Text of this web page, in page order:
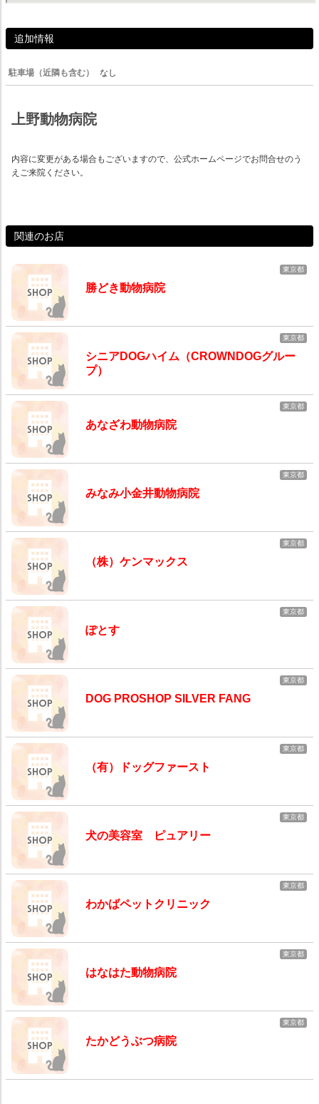
追加情報
駐車場（近隣も含む） なし
上野動物病院
内容に変更がある場合もございますので、公式ホームページでお問合せのう
えご来院ください。
関連のお店
東京都
勝どき動物病院
東京都
シニアDOGハイム（CROWNDOGグルー
プ）
東京都
あなざわ動物病院
東京都
みなみ小金井動物病院
東京都
（株）ケンマックス
東京都
ぽとす
東京都
DOG PROSHOP SILVER FANG
東京都
（有）ドッグファースト
東京都
犬の美容室 ピュアリー
東京都
わかばペットクリニック
東京都
はなはた動物病院
東京都
たかどうぶつ病院